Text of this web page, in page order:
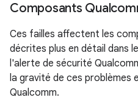
Composants
Ces failles affectent les
décrites plus en détail dans
l'alerte de sécurité
la gravité de ces problèmes
Qualcomm.